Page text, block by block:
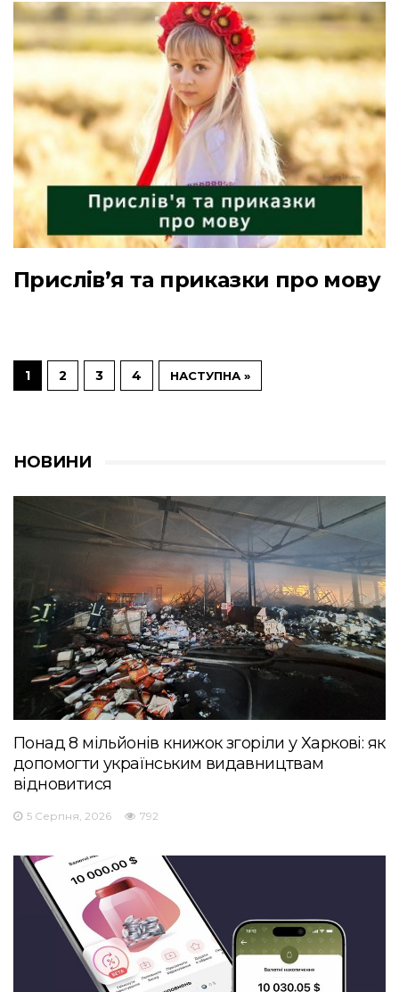
Прислів’я та приказки про мову
1 2 3 4 НАСТУПНА »
НОВИНИ
Понад 8 мільйонів книжок згоріли у Харкові: як
допомогти українським видавництвам
відновитися
5 Серпня, 2026 792